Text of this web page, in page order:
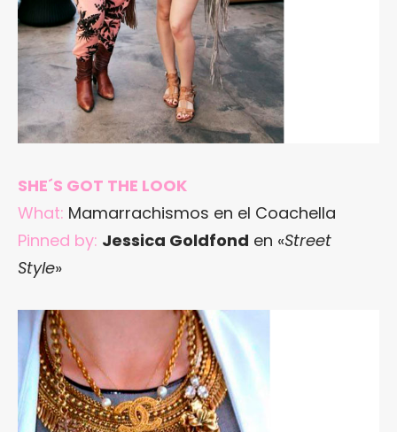
SHE´S GOT THE LOOK
What: Mamarrachismos en el Coachella
Pinned by: Jessica Goldfond en «Street
Style»